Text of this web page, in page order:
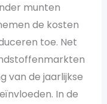
munten
de kosten
toe. Net
van de jaarlijkse
In de